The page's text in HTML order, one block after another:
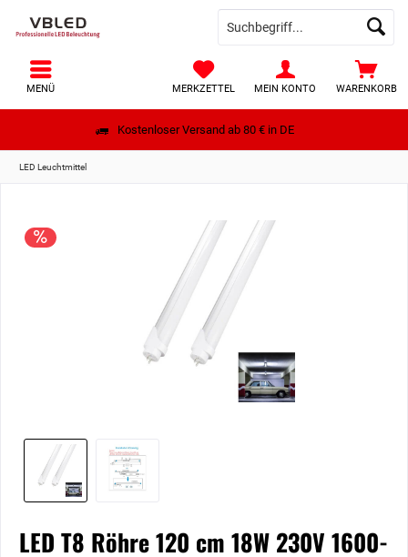
Kostenloser Versand ab 80 € in DE
WARENKORB
MERKZETTEL MEIN KONTO
MENÜ
LED Leuchtmittel
LED T8 Röhre 120 cm 18W 230V 1600-